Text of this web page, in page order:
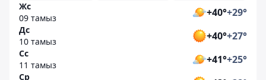
Жс
09 тамыз
+40°+29°
Дс
10 тамыз
+40°+27°
Сс
11 тамыз
+41°+25°
Ср